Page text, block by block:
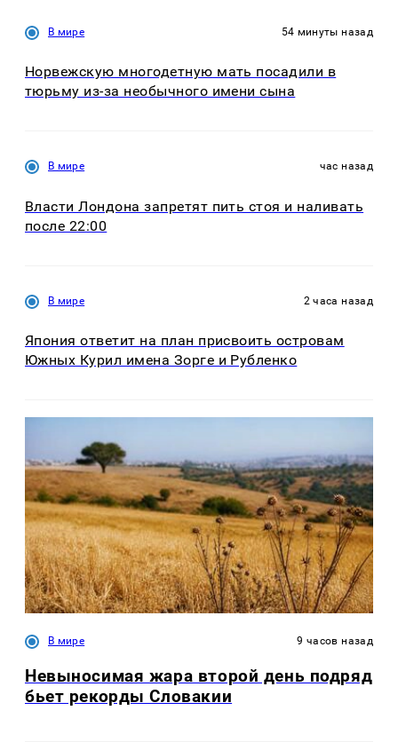
В мире 54 минуты назад
Норвежскую многодетную мать посадили в
тюрьму из-за необычного имени сына
В мире час назад
Власти Лондона запретят пить стоя и наливать
после 22:00
В мире 2 часа назад
Япония ответит на план присвоить островам
Южных Курил имена Зорге и Рубленко
В мире 9 часов назад
Невыносимая жара второй день подряд
бьет рекорды Словакии